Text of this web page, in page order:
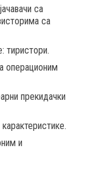
са
са
тиристори.
операционим
прекидачки
и